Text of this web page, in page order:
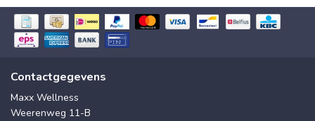
Contactgegevens
Maxx Wellness
Weerenweg 11-B